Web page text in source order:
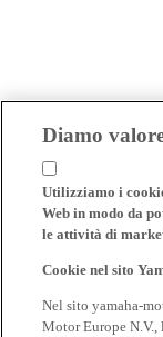
Diamo
Utilizziamo i
Web in modo da
le attività di
Cookie nel sito
Nel sito yamaha-
Motor Europe